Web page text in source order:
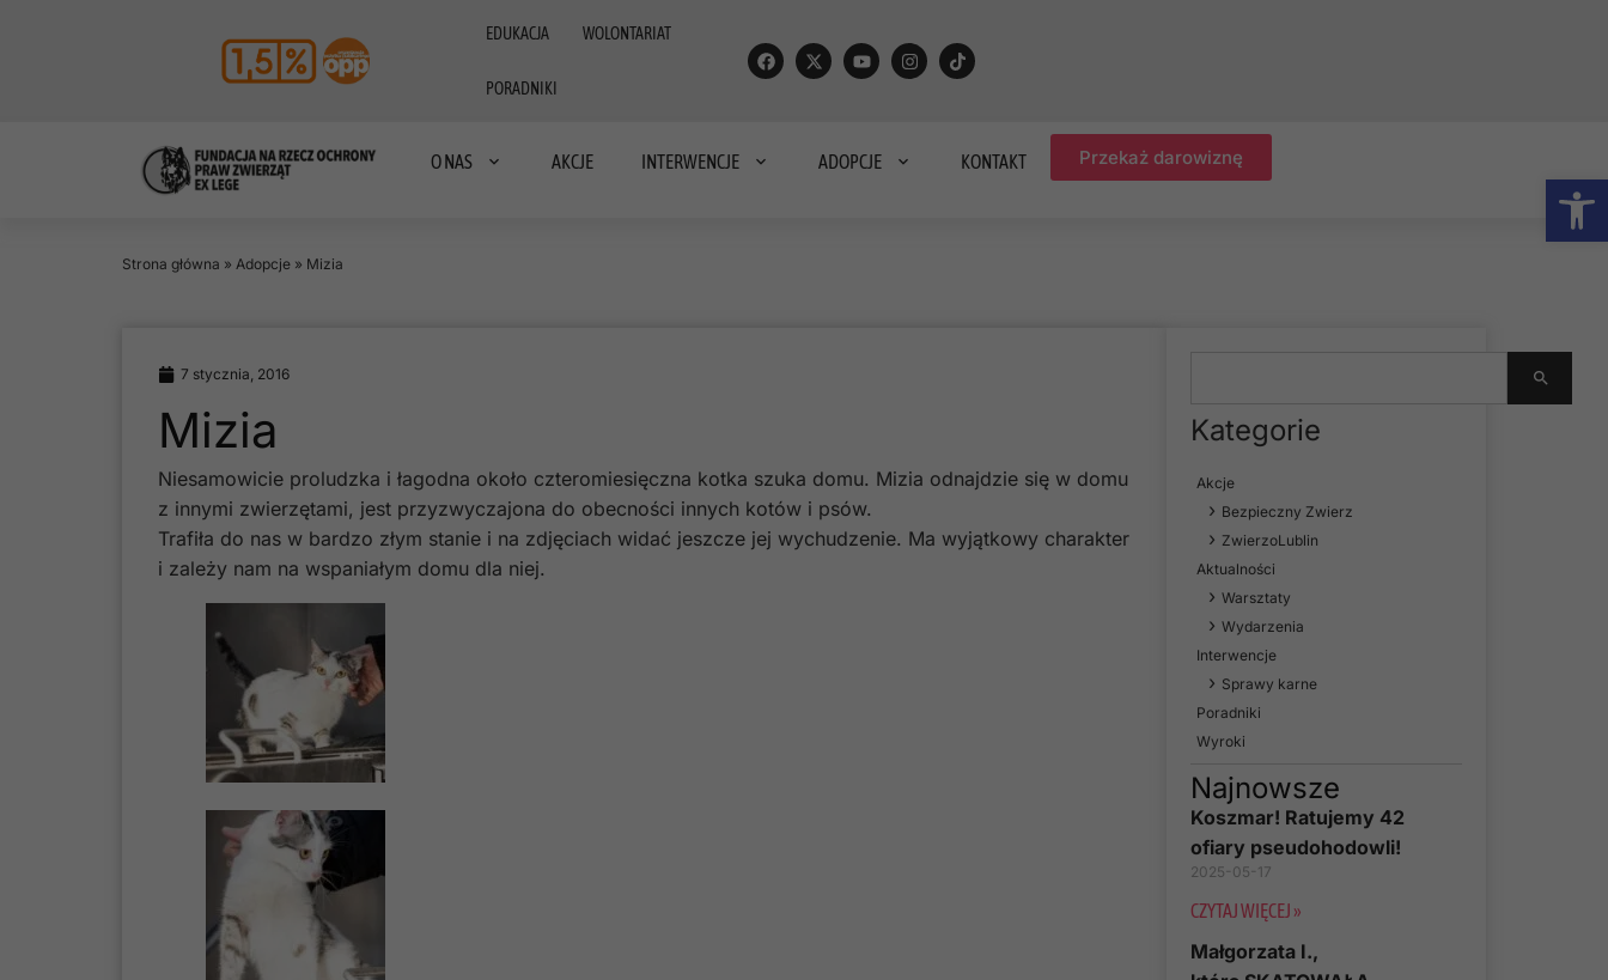
EDUKACJA WOLONTARIAT
PORADNIKI
O NAS AKCJE INTERWENCJE ADOPCJE KONTAKT Przekaż darowiznę
Strona główna » Adopcje » Mizia
7 stycznia, 2016
Mizia
Niesamowicie proludzka i łagodna około czteromiesięczna kotka szuka domu. Mizia odnajdzie się w domu
z innymi zwierzętami, jest przyzwyczajona do obecności innych kotów i psów.
Trafiła do nas w bardzo złym stanie i na zdjęciach widać jeszcze jej wychudzenie. Ma wyjątkowy charakter
i zależy nam na wspaniałym domu dla niej.
Kategorie
Akcje
Bezpieczny Zwierz
ZwierzoLublin
Aktualności
Warsztaty
Wydarzenia
Interwencje
Sprawy karne
Poradniki
Wyroki
Najnowsze
Koszmar! Ratujemy 42
ofiary pseudohodowli!
2025-05-17
CZYTAJ WIĘCEJ »
Małgorzata I.,